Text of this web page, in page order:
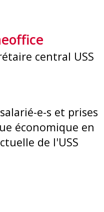
central USS
e-s et prises
économique en
de l'USS